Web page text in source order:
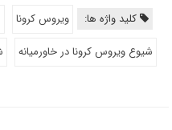
کلید واژه ها: ویروس کرونا
شیوع ویروس کرونا در خاورمیانه